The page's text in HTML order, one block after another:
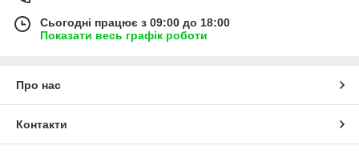
Сьогодні працює з 09:00 до 18:00
Показати весь графік роботи
Про нас
Контакти